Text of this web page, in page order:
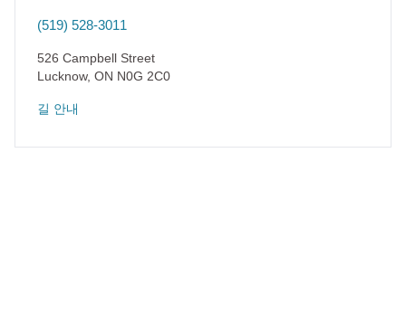
(519) 528-3011
526 Campbell Street
Lucknow, ON N0G 2C0
길 안내